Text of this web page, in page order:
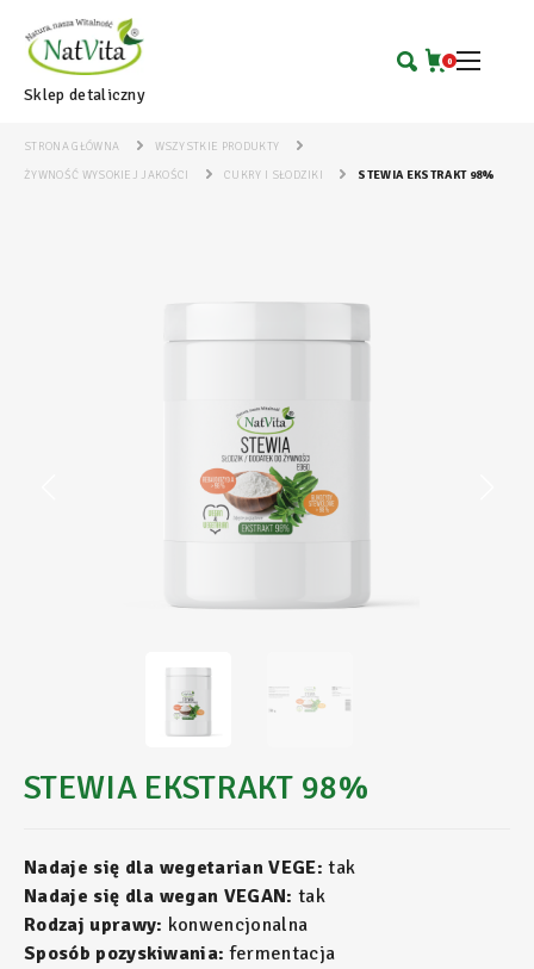
Sklep detaliczny
0
STRONA GŁÓWNA
WSZYSTKIE PRODUKTY
ŻYWNOŚĆ WYSOKIEJ JAKOŚCI
CUKRY I SŁODZIKI STEWIA EKSTRAKT 98%
STEWIA EKSTRAKT 98%
Nadaje się dla wegetarian VEGE: tak
Nadaje się dla wegan VEGAN: tak
Rodzaj uprawy: konwencjonalna
Sposób pozyskiwania: fermentacja